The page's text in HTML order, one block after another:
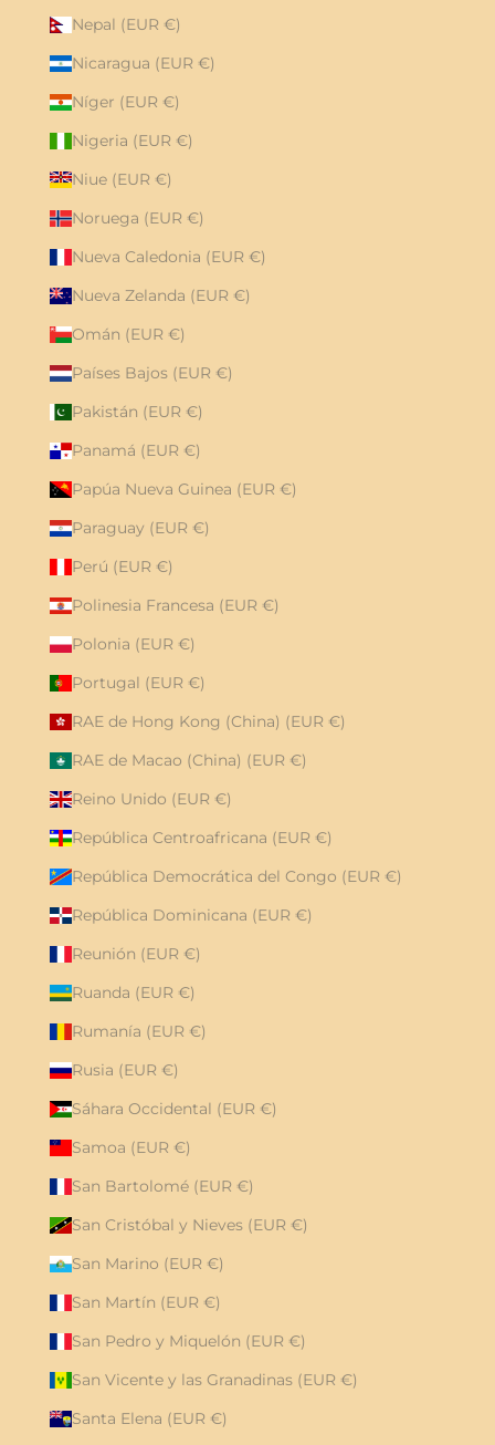
Nepal (EUR €)
Nicaragua (EUR €)
Níger (EUR €)
Nigeria (EUR €)
Niue (EUR €)
Noruega (EUR €)
Nueva Caledonia (EUR €)
Nueva Zelanda (EUR €)
Omán (EUR €)
Países Bajos (EUR €)
Pakistán (EUR €)
Panamá (EUR €)
Papúa Nueva Guinea (EUR €)
Paraguay (EUR €)
Perú (EUR €)
Polinesia Francesa (EUR €)
Polonia (EUR €)
Portugal (EUR €)
RAE de Hong Kong (China) (EUR €)
RAE de Macao (China) (EUR €)
Reino Unido (EUR €)
República Centroafricana (EUR €)
República Democrática del Congo (EUR €)
República Dominicana (EUR €)
Reunión (EUR €)
Ruanda (EUR €)
Rumanía (EUR €)
Rusia (EUR €)
Sáhara Occidental (EUR €)
Samoa (EUR €)
San Bartolomé (EUR €)
San Cristóbal y Nieves (EUR €)
San Marino (EUR €)
San Martín (EUR €)
San Pedro y Miquelón (EUR €)
San Vicente y las Granadinas (EUR €)
Santa Elena (EUR €)